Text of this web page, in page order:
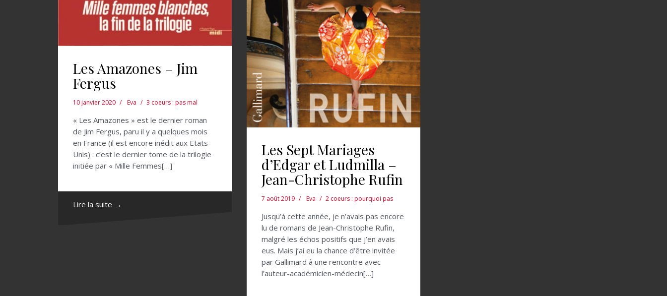
Les Amazones – Jim
Fergus
10 janvier 2020 Eva 3 coeurs : pas mal
« Les Amazones » est le dernier roman
de Jim Fergus, paru il y a quelques mois
en France (il est encore inédit aux Etats-
Unis) : c’est le dernier tome de la trilogie
initiée par « Mille Femmes[…]
Lire la suite →
Les Sept Mariages
d’Edgar et Ludmilla –
Jean-Christophe Rufin
7 août 2019 Eva 2 coeurs : pourquoi pas
Jusqu’à cette année, je n’avais pas encore
lu de romans de Jean-Christophe Rufin,
malgré les échos positifs que j’en avais
eus. Mais j’ai eu la chance d’être invitée
par Gallimard à une rencontre avec
l’auteur-académicien-médecin[…]